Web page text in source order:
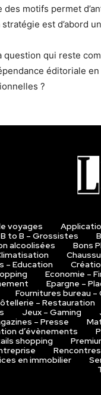
des motifs permet
est d’abord
question qui reste
éditoriale en
?
voyages
B to B – Grossistes
alcoolisées Bons
– Education
Economie –
Epargne –
Fournitures bureau
– Restauration
Jeux – Gaming
– Presse
d’évènements
shopping
Rencontres
en immobilier